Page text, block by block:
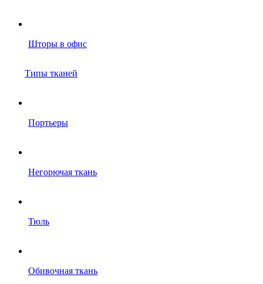
Шторы в офис
Типы тканей
Портьеры
Негорючая ткань
Тюль
Обивочная ткань